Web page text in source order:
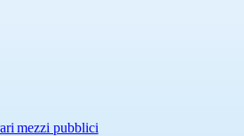
mezzi pubblici